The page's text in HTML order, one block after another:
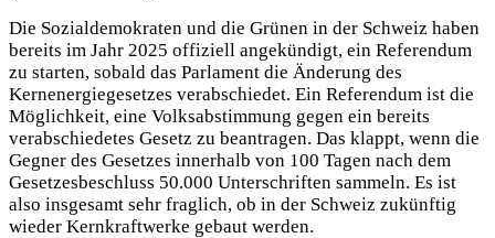
Die Sozialdemokraten und die Grünen in der Schweiz haben
bereits im Jahr 2025 offiziell angekündigt, ein Referendum
zu starten, sobald das Parlament die Änderung des
Kernenergiegesetzes verabschiedet. Ein Referendum ist die
Möglichkeit, eine Volksabstimmung gegen ein bereits
verabschiedetes Gesetz zu beantragen. Das klappt, wenn die
Gegner des Gesetzes innerhalb von 100 Tagen nach dem
Gesetzesbeschluss 50.000 Unterschriften sammeln. Es ist
also insgesamt sehr fraglich, ob in der Schweiz zukünftig
wieder Kernkraftwerke gebaut werden.